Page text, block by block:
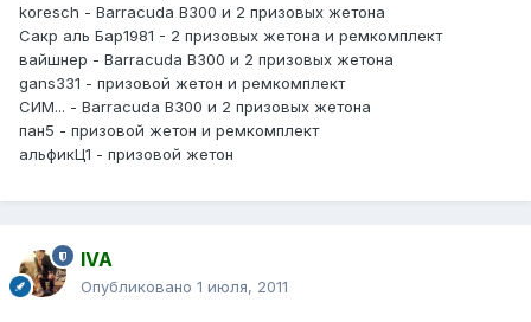
koresch - Barracuda B300 и 2 призовых жетона
Сакр аль Бар1981 - 2 призовых жетона и ремкомплект
вайшнер - Barracuda B300 и 2 призовых жетона
gans331 - призовой жетон и ремкомплект
СИМ... - Barracuda B300 и 2 призовых жетона
пан5 - призовой жетон и ремкомплект
альфикЦ1 - призовой жетон
IVA
Опубликовано 1 июля, 2011